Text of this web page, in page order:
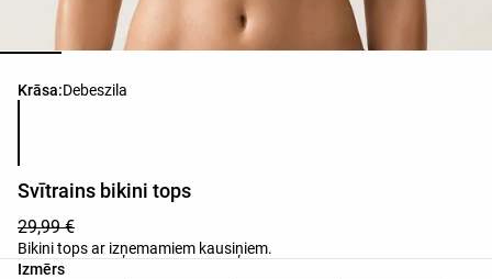
Krāsa:Debeszila
Produkta krāsu saraksts
Svītrains bikini tops
29,99 €
Bikini tops ar izņemamiem kausiņiem.
Izmērs
Produkta izmēru saraksts